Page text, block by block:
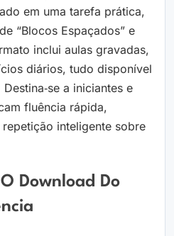
em uma tarefa prática,
“Blocos Espaçados” e
inclui aulas gravadas,
diários, tudo disponível
a iniciantes e
fluência rápida,
inteligente sobre
Download Do